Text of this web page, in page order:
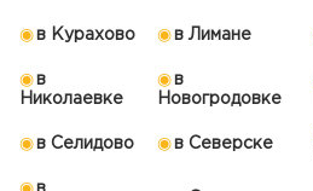
в Курахово в Лимане
в
Николаевке
в
Новогродовке
в Селидово в Северске